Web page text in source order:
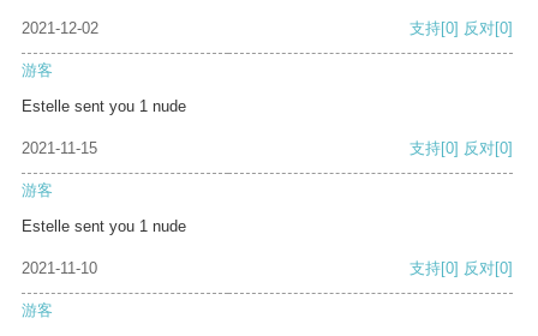
2021-12-02 支持[0] 反对[0]
游客
Estelle sent you 1 nude
2021-11-15 支持[0] 反对[0]
游客
Estelle sent you 1 nude
2021-11-10 支持[0] 反对[0]
游客